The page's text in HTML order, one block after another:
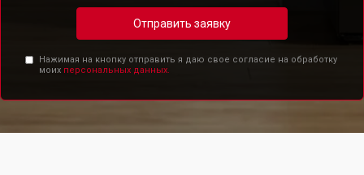
Отправить заявку
Нажимая на кнопку отправить я даю свое согласие на обработку
моих персональных данных.